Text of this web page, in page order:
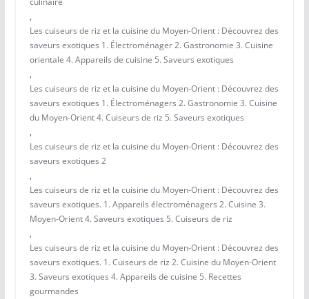
,
Les cuiseurs de riz et la cuisine du Moyen-Orient : Découvrez des
saveurs exotiques 1. Électroménager 2. Gastronomie 3. Cuisine
orientale 4. Appareils de cuisine 5. Saveurs exotiques
,
Les cuiseurs de riz et la cuisine du Moyen-Orient : Découvrez des
saveurs exotiques 1. Électroménagers 2. Gastronomie 3. Cuisine
du Moyen-Orient 4. Cuiseurs de riz 5. Saveurs exotiques
,
Les cuiseurs de riz et la cuisine du Moyen-Orient : Découvrez des
saveurs exotiques 2
,
Les cuiseurs de riz et la cuisine du Moyen-Orient : Découvrez des
saveurs exotiques. 1. Appareils électroménagers 2. Cuisine 3.
Moyen-Orient 4. Saveurs exotiques 5. Cuiseurs de riz
,
Les cuiseurs de riz et la cuisine du Moyen-Orient : Découvrez des
saveurs exotiques. 1. Cuiseurs de riz 2. Cuisine du Moyen-Orient
3. Saveurs exotiques 4. Appareils de cuisine 5. Recettes
gourmandes